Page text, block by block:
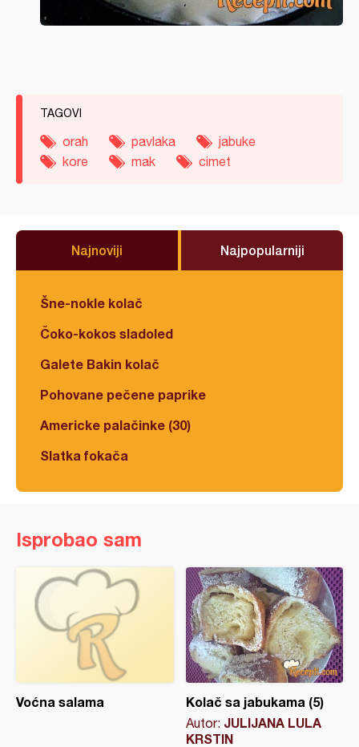
TAGOVI
orah pavlaka
jabuke
kore
mak cimet
Najnoviji Najpopularniji
Šne-nokle kolač
Čoko-kokos sladoled
Galete Bakin kolač
Pohovane pečene paprike
Americke palačinke (30)
Slatka fokača
Isprobao sam
Voćna salama Kolač sa jabukama (5)
Autor: JULIJANA LULA
KRSTIN